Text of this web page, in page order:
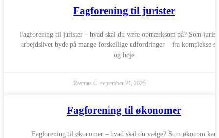
Fagforening til jurister
Fagforening til jurister – hvad skal du være opmærksom på? Som jurist
arbejdslivet byde på mange forskellige udfordringer – fra komplekse
og høje
Rasmus C. september 21, 2025
Fagforening til økonomer
Fagforening til økonomer – hvad skal du vælge? Som økonom kan